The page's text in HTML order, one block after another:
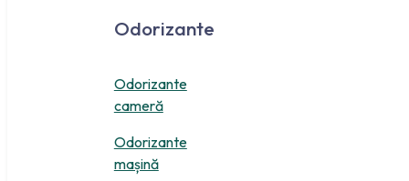
Odorizante
Odorizante
cameră
Odorizante
mașină